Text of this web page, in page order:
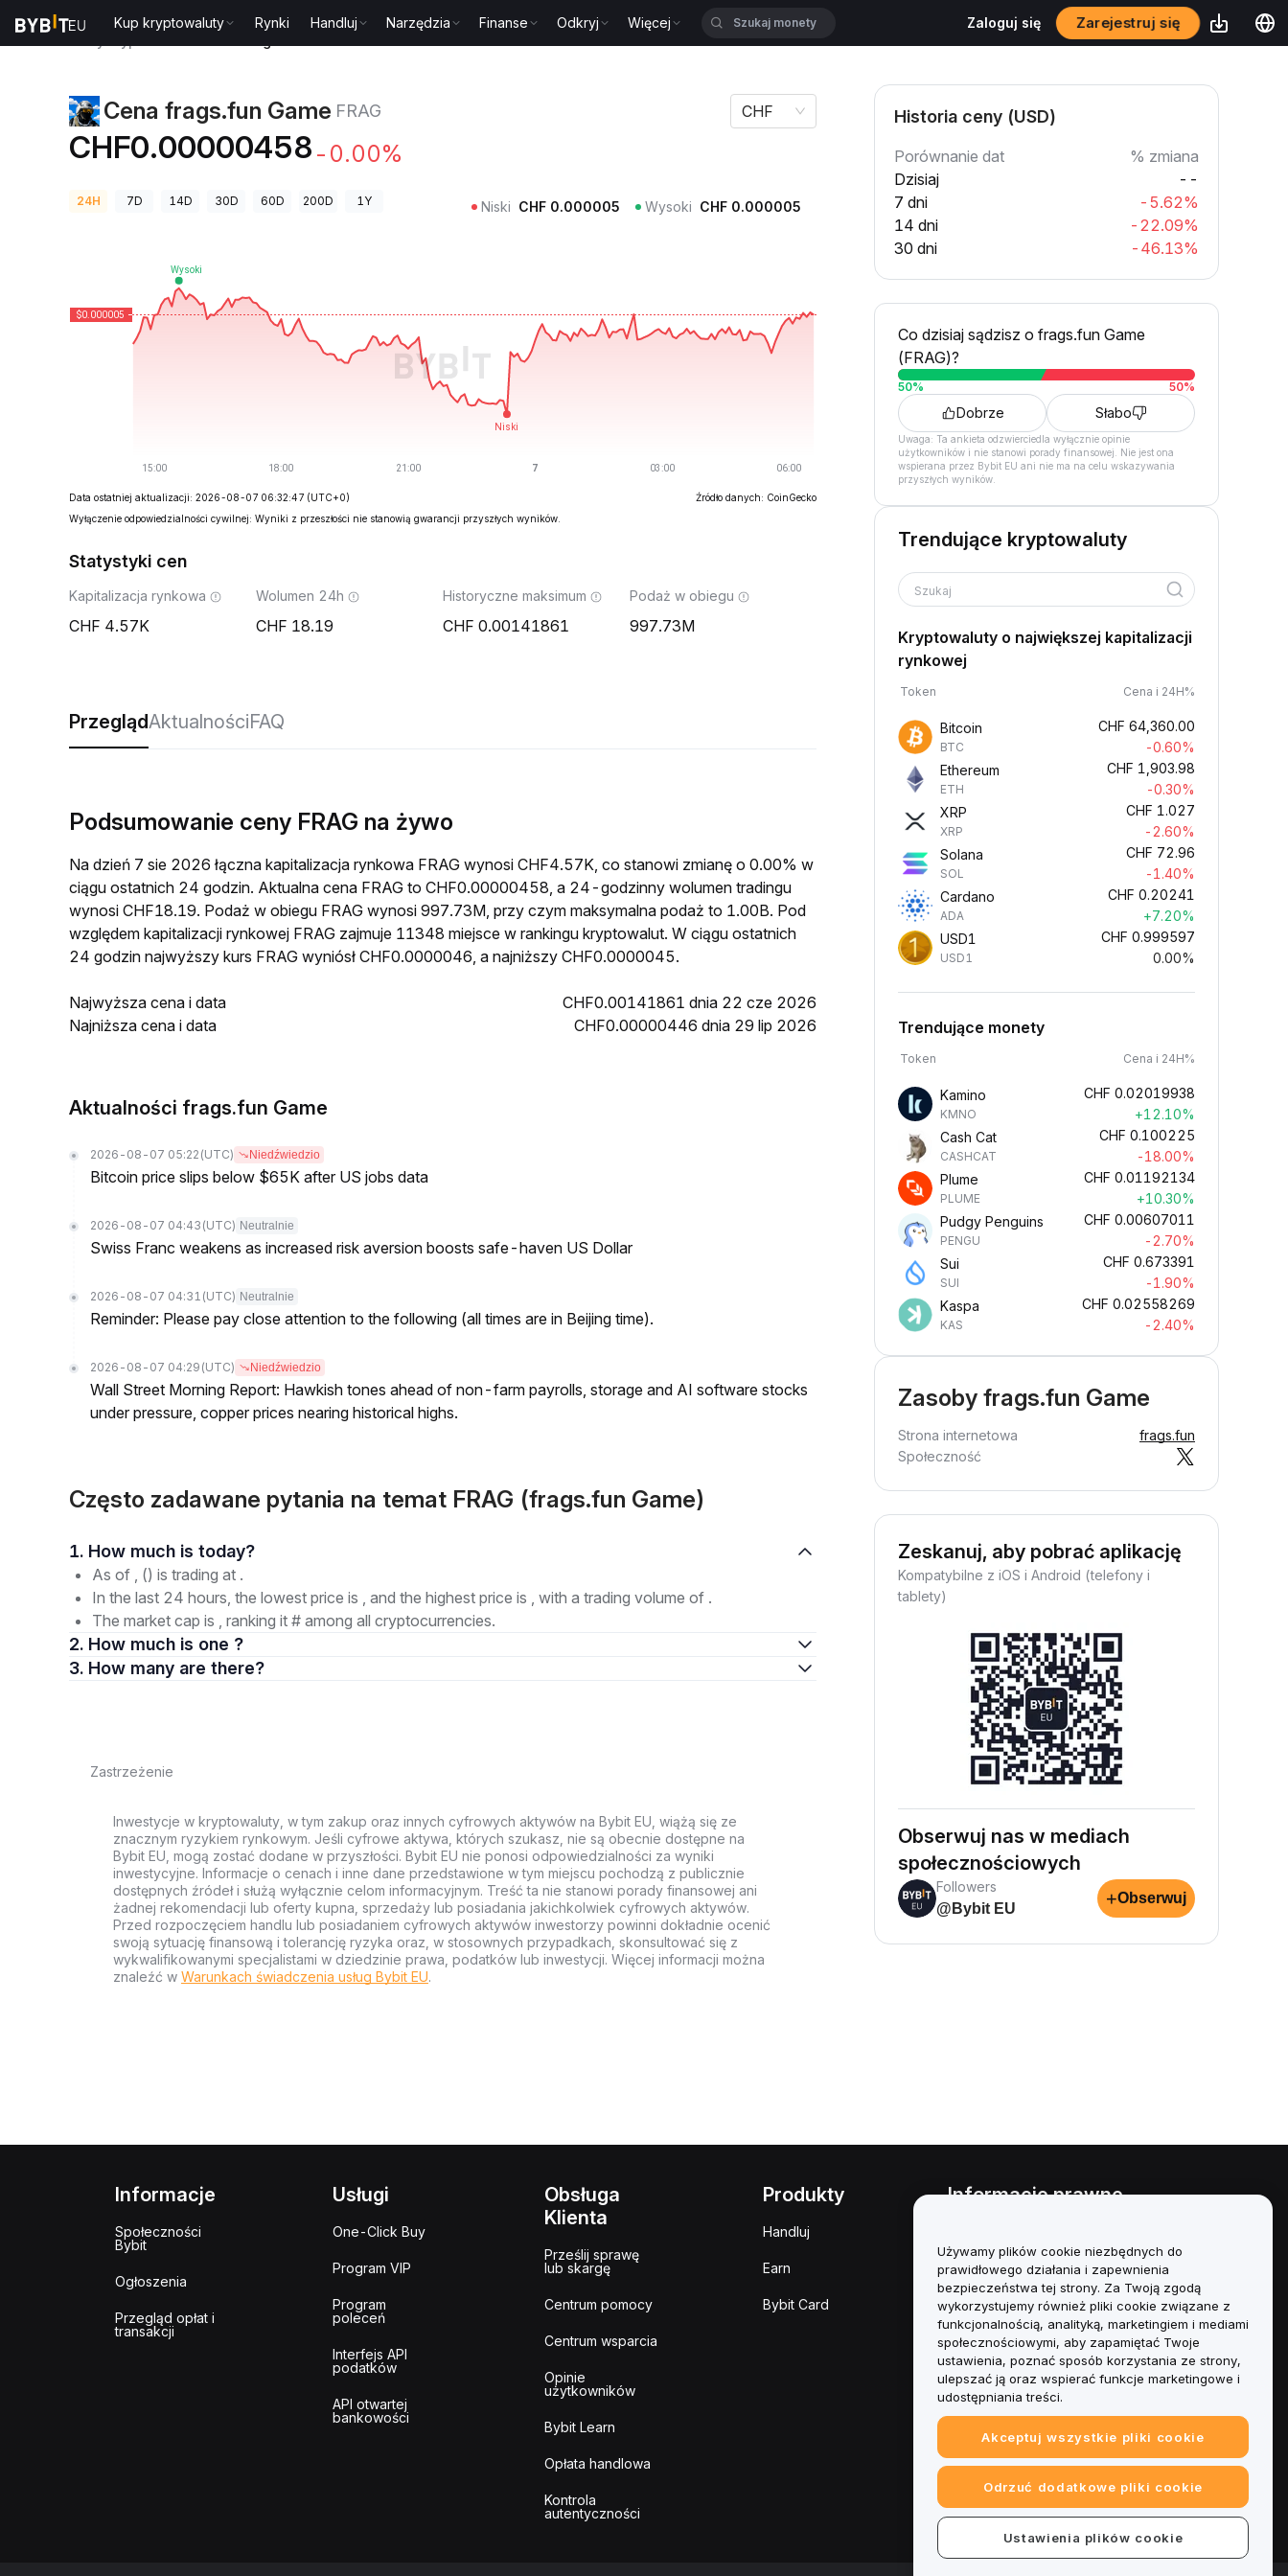
Kup kryptowaluty Rynki Handluj Narzędzia Finanse Odkryj Więcej Zaloguj się Zarejestruj się
Cena frags.fun Game FRAG
CHF0.00000458 -0.00%
CHF
24H 7D 14D 30D 60D 200D 1Y Niski CHF 0.000005 Wysoki CHF 0.000005
Data ostatniej aktualizacji: 2026-08-07 06:32:47 (UTC+0)
Źródło danych: CoinGecko
Wyłączenie odpowiedzialności cywilnej: Wyniki z przeszłości nie stanowią gwarancji przyszłych wyników.
Statystyki cen
Kapitalizacja rynkowa
4.57K
Wolumen 24h
18.19
Historyczne maksimum
0.00141861
Podaż w obiegu
997.73M
PrzeglądAktualnościFAQ
Podsumowanie ceny FRAG na żywo
Na dzień 7 sie 2026 łączna kapitalizacja rynkowa FRAG wynosi CHF4.57K, co stanowi zmianę o 0.00% w
ciągu ostatnich 24 godzin. Aktualna cena FRAG to CHF0.00000458, a 24-godzinny wolumen tradingu
wynosi CHF18.19. Podaż w obiegu FRAG wynosi 997.73M, przy czym maksymalna podaż to 1.00B. Pod
względem kapitalizacji rynkowej FRAG zajmuje 11348 miejsce w rankingu kryptowalut. W ciągu ostatnich
24 godzin najwyższy kurs FRAG wyniósł CHF0.0000046, a najniższy CHF0.0000045.
Najwyższa cena i data
CHF0.00141861 dnia 22 cze 2026
Najniższa cena i data
CHF0.00000446 dnia 29 lip 2026
Aktualności frags.fun Game
2026-08-07 05:22 (UTC) Niedźwiedzio
Bitcoin price slips below $65K after US jobs data
2026-08-07 04:43 (UTC) Neutralnie
Swiss Franc weakens as increased risk aversion boosts safe-haven US Dollar
2026-08-07 04:31 (UTC) Neutralnie
Reminder: Please pay close attention to the following (all times are in Beijing time).
2026-08-07 04:29 (UTC) Niedźwiedzio
Wall Street Morning Report: Hawkish tones ahead of non-farm payrolls, storage and AI software stocks
under pressure, copper prices nearing historical highs.
Często zadawane pytania na temat FRAG (frags.fun Game)
1. How much is today?
As of , () is trading at .
In the last 24 hours, the lowest price is , and the highest price is , with a trading volume of .
The market cap is , ranking it # among all cryptocurrencies.
2. How much is one ?
3. How many are there?
Zastrzeżenie
Inwestycje w kryptowaluty, w tym zakup oraz innych cyfrowych aktywów na Bybit EU, wiążą się ze
znacznym ryzykiem rynkowym. Jeśli cyfrowe aktywa, których szukasz, nie są obecnie dostępne na
Bybit EU, mogą zostać dodane w przyszłości. Bybit EU nie ponosi odpowiedzialności za wyniki
inwestycyjne. Informacje o cenach i inne dane przedstawione w tym miejscu pochodzą z publicznie
dostępnych źródeł i służą wyłącznie celom informacyjnym. Treść ta nie stanowi porady finansowej ani
żadnej rekomendacji lub oferty kupna, sprzedaży lub posiadania jakichkolwiek cyfrowych aktywów.
Przed rozpoczęciem handlu lub posiadaniem cyfrowych aktywów inwestorzy powinni dokładnie ocenić
swoją sytuację finansową i tolerancję ryzyka oraz, w stosownych przypadkach, skonsultować się z
wykwalifikowanymi specjalistami w dziedzinie prawa, podatków lub inwestycji. Więcej informacji można
znaleźć w Warunkach świadczenia usług Bybit EU.
Historia ceny (USD)
Porównanie dat
% zmiana
Dzisiaj
--
7 dni
-5.62%
14 dni
-22.09%
30 dni
-46.13%
Co dzisiaj sądzisz o frags.fun Game
(FRAG)?
50% 50%
Dobrze Słabo
Uwaga: Ta ankieta odzwierciedla wyłącznie opinie
użytkowników i nie stanowi porady finansowej. Nie jest ona
wspierana przez Bybit EU ani nie ma na celu wskazywania
przyszłych wyników.
Trendujące kryptowaluty
Szukaj
Kryptowaluty o największej kapitalizacji
rynkowej
Token Cena i 24H%
Bitcoin
BTC
CHF 64,360.00
-0.60%
Ethereum
ETH
CHF 1,903.98
-0.30%
XRP
XRP
CHF 1.027
-2.60%
Solana
SOL
CHF 72.96
-1.40%
Cardano
ADA
CHF 0.20241
+7.20%
USD1
USD1
CHF 0.999597
0.00%
Trendujące monety
Token Cena i 24H%
Kamino
KMNO
CHF 0.02019938
+12.10%
Cash Cat
CASHCAT
CHF 0.100225
-18.00%
Plume
PLUME
CHF 0.01192134
+10.30%
Pudgy Penguins
PENGU
CHF 0.00607011
-2.70%
Sui
SUI
CHF 0.673391
-1.90%
Kaspa
KAS
CHF 0.02558269
-2.40%
Zasoby frags.fun Game
Strona internetowa
frags.fun
Społeczność
Zeskanuj, aby pobrać aplikację
Kompatybilne z iOS i Android (telefony i
tablety)
Obserwuj nas w mediach
społecznościowych
Followers
@Bybit EU
+Obserwuj
Informacje
Społeczności
Bybit
Ogłoszenia
Przegląd opłat i
transakcji
Usługi
One-Click Buy
Program VIP
Program
poleceń
Interfejs API
podatków
API otwartej
bankowości
Obsługa
Klienta
Prześlij sprawę
lub skargę
Centrum pomocy
Centrum wsparcia
Opinie
użytkowników
Bybit Learn
Opłata handlowa
Kontrola
autentyczności
Produkty
Handluj
Earn
Bybit Card
Informacje prawne
interesów
Podsumowanie polityki
powiernictwa i zarządzania
Informacje ESG
Biuletyny informacyjne
kryptoaktywów
Używamy plików cookie niezbędnych do
prawidłowego działania i zapewnienia
bezpieczeństwa tej strony. Za Twoją zgodą
wykorzystujemy również pliki cookie związane z
funkcjonalnością, analityką, marketingiem i mediami
społecznościowymi, aby zapamiętać Twoje
ustawienia, poznać sposób korzystania ze strony,
ulepszać ją oraz wspierać funkcje marketingowe i
udostępniania treści.
Akceptuj wszystkie pliki cookie
Odrzuć dodatkowe pliki cookie
Ustawienia plików cookie